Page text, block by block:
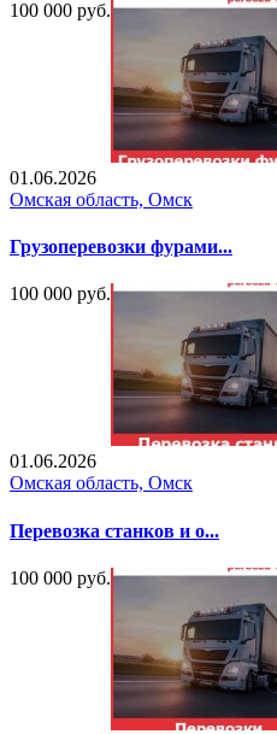
100 000 руб.
01.06.2026
Омская область, Омск
Грузоперевозки фурами...
100 000 руб.
01.06.2026
Омская область, Омск
Перевозка станков и о...
100 000 руб.